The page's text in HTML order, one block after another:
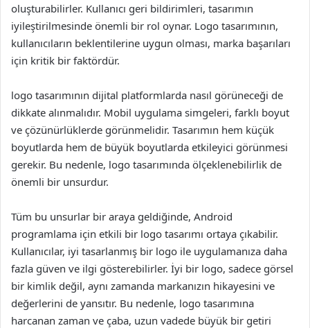
oluşturabilirler. Kullanıcı geri bildirimleri, tasarımın
iyileştirilmesinde önemli bir rol oynar. Logo tasarımının,
kullanıcıların beklentilerine uygun olması, marka başarıları
için kritik bir faktördür.
logo tasarımının dijital platformlarda nasıl görüneceği de
dikkate alınmalıdır. Mobil uygulama simgeleri, farklı boyut
ve çözünürlüklerde görünmelidir. Tasarımın hem küçük
boyutlarda hem de büyük boyutlarda etkileyici görünmesi
gerekir. Bu nedenle, logo tasarımında ölçeklenebilirlik de
önemli bir unsurdur.
Tüm bu unsurlar bir araya geldiğinde, Android
programlama için etkili bir logo tasarımı ortaya çıkabilir.
Kullanıcılar, iyi tasarlanmış bir logo ile uygulamanıza daha
fazla güven ve ilgi gösterebilirler. İyi bir logo, sadece görsel
bir kimlik değil, aynı zamanda markanızın hikayesini ve
değerlerini de yansıtır. Bu nedenle, logo tasarımına
harcanan zaman ve çaba, uzun vadede büyük bir getiri